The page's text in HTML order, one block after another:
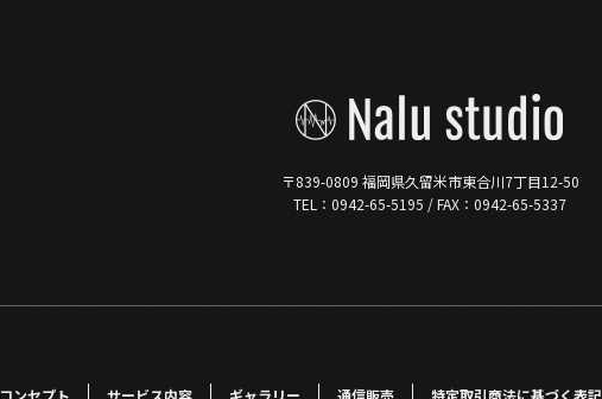
〒839-0809 福岡県久留米市東合川7丁目12-50
TEL：0942-65-5195 / FAX：0942-65-5337